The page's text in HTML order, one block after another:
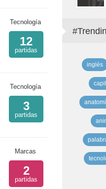
Tecnología
12
partidas
Tecnología
3
partidas
Marcas
2
partidas
inglés